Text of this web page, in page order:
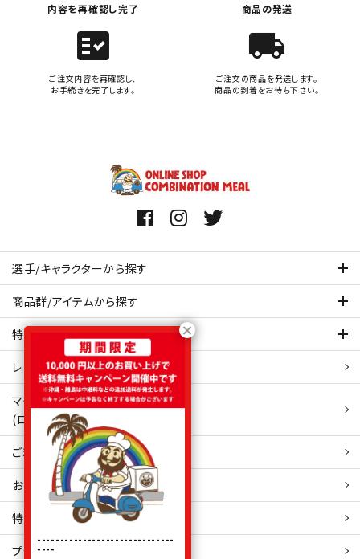
内容を再確認し完了
fact_check
ご注文内容を再確認し、
お手続きを完了します。
商品の発送
local_shipping
ご注文の商品を発送します。
商品の到着をお待ち下さい。
選手/キャラクターから探す
商品群/アイテムから探す
特集ページを見てみる
レビュー・口コミ 一覧ページ
マイアカウント
(ログイン/新規会員登録)
ご利用ガイド
お問い合わせ
特定商取引 法表示
プライバシーポリシー
------------------------------
----